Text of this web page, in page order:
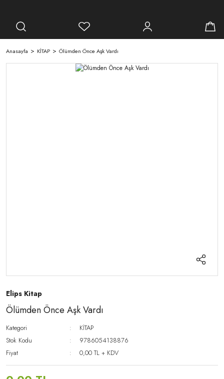
Anasayfa KİTAP Ölümden Önce Aşk Vardı
Elips Kitap
Ölümden Önce Aşk Vardı
Kategori
KİTAP
Stok Kodu
9786054138876
Fiyat
0,00 TL + KDV